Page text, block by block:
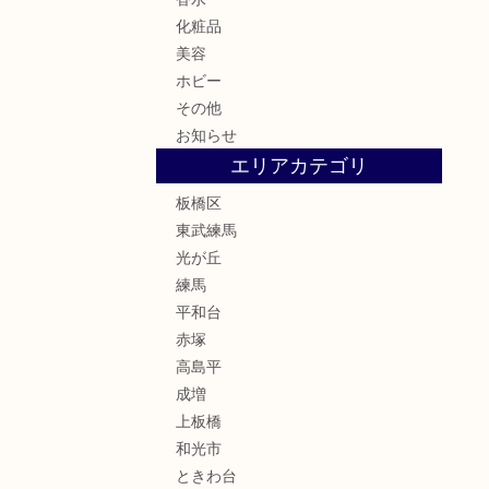
化粧品
美容
ホビー
その他
お知らせ
エリアカテゴリ
板橋区
東武練馬
光が丘
練馬
平和台
赤塚
高島平
成増
上板橋
和光市
ときわ台